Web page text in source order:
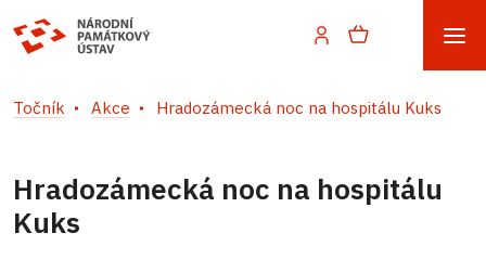
Točník Akce Hradozámecká noc na hospitálu Kuks
Hradozámecká noc na hospitálu
Kuks